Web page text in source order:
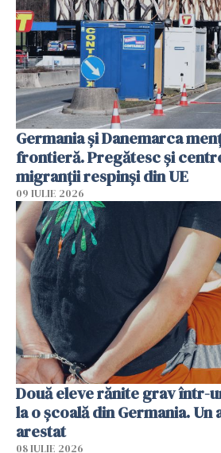
Germania și Danemarca
frontieră. Pregătesc și
migranții respinși din UE
09 IULIE 2026
Două eleve rănite grav într-
la o școală din Germania.
arestat
08 IULIE 2026